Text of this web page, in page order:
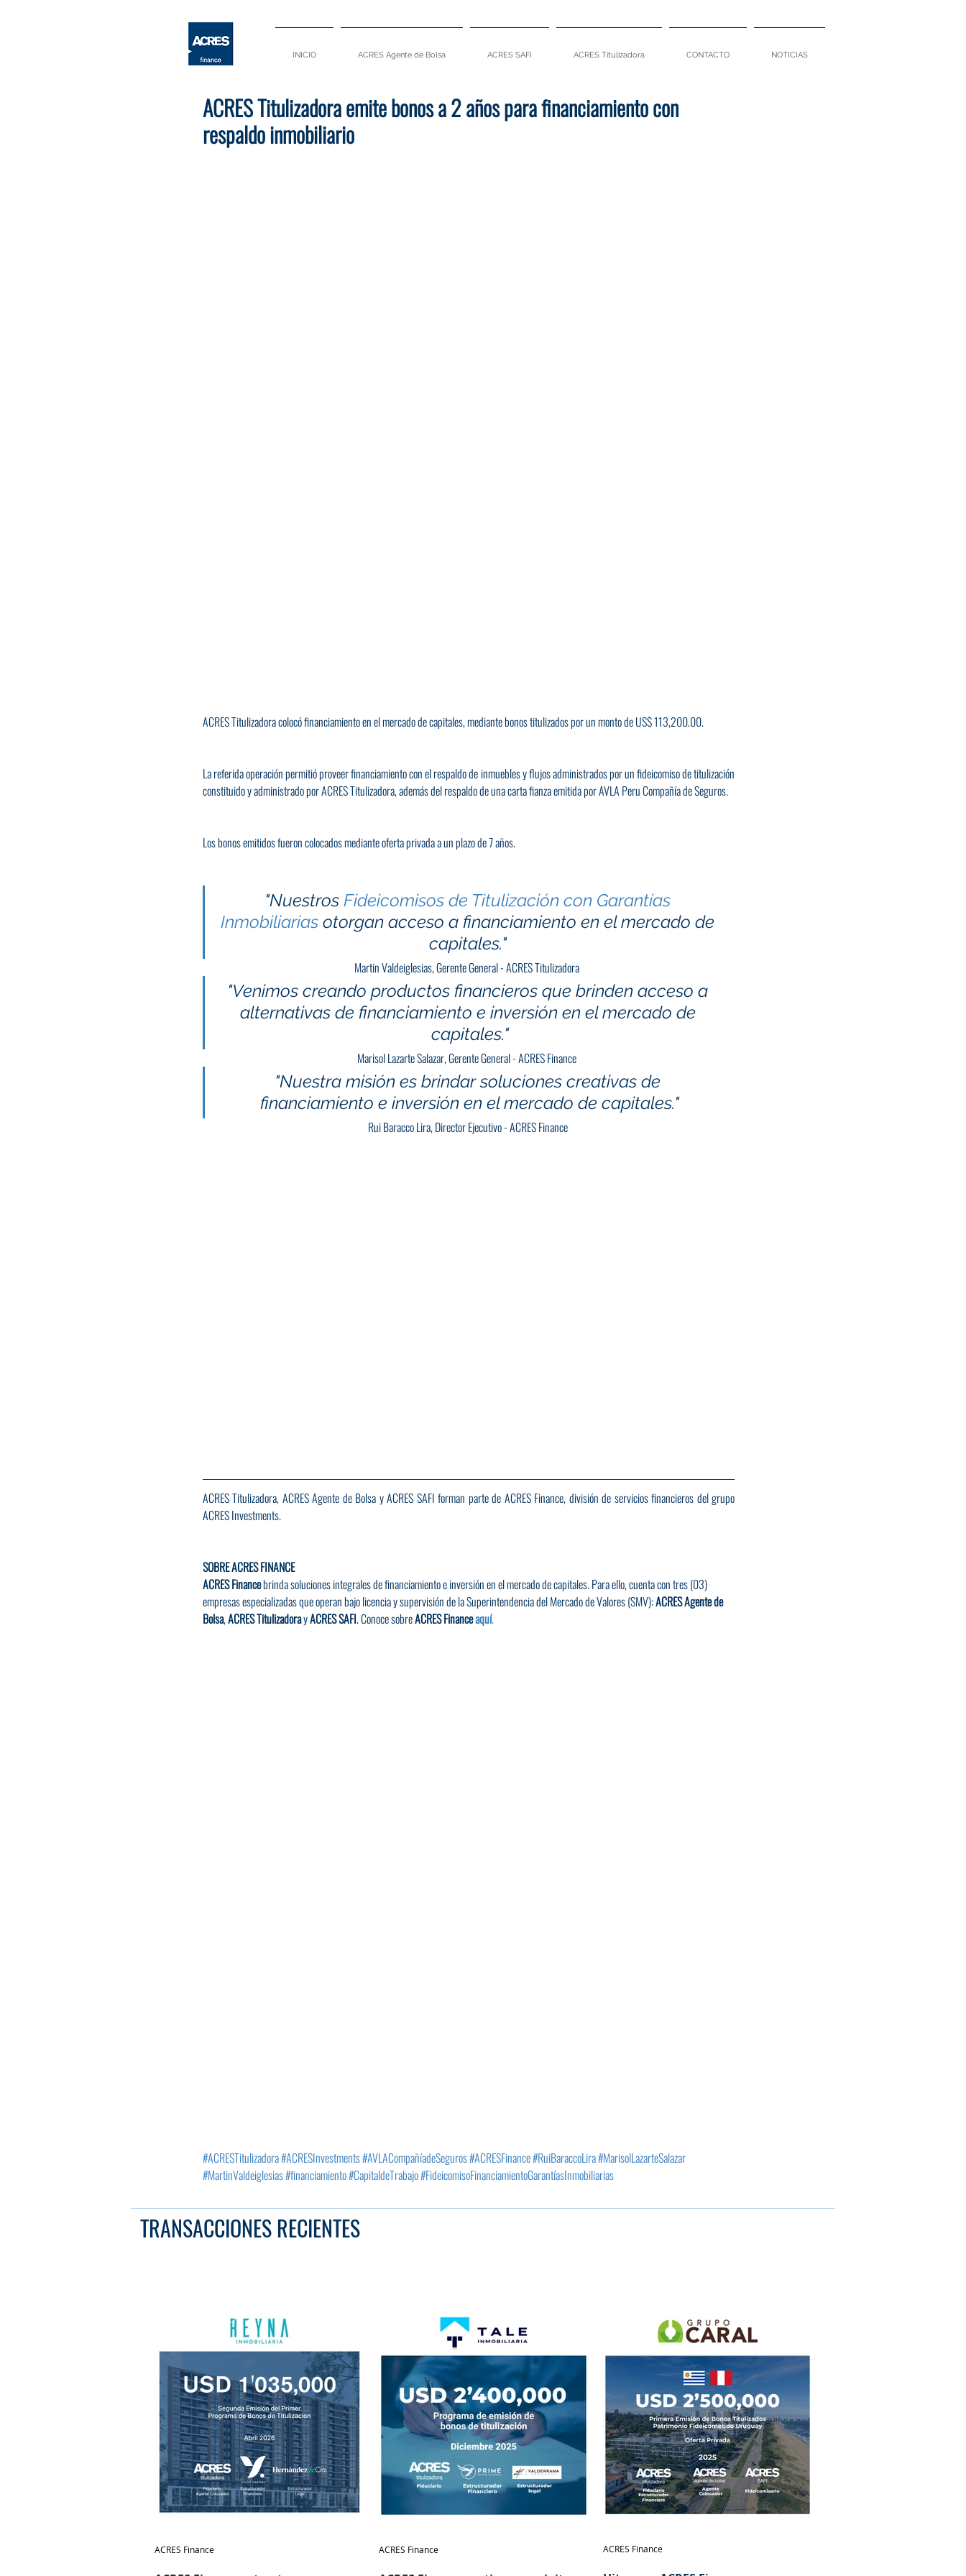
INICIO ACRES Agente de Bolsa ACRES SAFI ACRES Titulizadora CONTACTO NOTICIAS
ACRES Titulizadora emite bonos a 2 años para financiamiento con
respaldo inmobiliario
ACRES Titulizadora colocó financiamiento en el mercado de capitales, mediante bonos titulizados por un monto de US$ 113,200.00.
La referida operación permitió proveer financiamiento con el respaldo de inmuebles y flujos administrados por un fideicomiso de titulización
constituido y administrado por ACRES Titulizadora, además del respaldo de una carta fianza emitida por AVLA Peru Compañía de Seguros.
Los bonos emitidos fueron colocados mediante oferta privada a un plazo de 7 años.
"Nuestros Fideicomisos de Titulización con Garantías
Inmobiliarias otorgan acceso a financiamiento en el mercado de
capitales."
Martin Valdeiglesias, Gerente General - ACRES Titulizadora
"Venimos creando productos financieros que brinden acceso a
alternativas de financiamiento e inversión en el mercado de
capitales."
Marisol Lazarte Salazar, Gerente General - ACRES Finance
"Nuestra misión es brindar soluciones creativas de
financiamiento e inversión en el mercado de capitales."
Rui Baracco Lira, Director Ejecutivo - ACRES Finance
ACRES Titulizadora, ACRES Agente de Bolsa y ACRES SAFI forman parte de ACRES Finance, división de servicios financieros del grupo
ACRES Investments.
SOBRE ACRES FINANCE
ACRES Finance brinda soluciones integrales de financiamiento e inversión en el mercado de capitales. Para ello, cuenta con tres (03)
empresas especializadas que operan bajo licencia y supervisión de la Superintendencia del Mercado de Valores (SMV): ACRES Agente de
Bolsa, ACRES Titulizadora y ACRES SAFI. Conoce sobre ACRES Finance aquí.
#ACRESTitulizadora#ACRESInvestments#AVLACompañíadeSeguros#ACRESFinance#RuiBaraccoLira#MarisolLazarteSalazar
#MartinValdeiglesias#financiamiento#CapitaldeTrabajo#FideicomisoFinanciamientoGarantíasInmobiliarias
TRANSACCIONES RECIENTES
ACRES Finance ACRES Finance ACRES Finance